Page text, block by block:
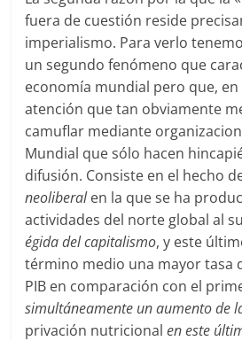
fuera de cuestión reside
imperialismo. Para verlo
un segundo fenómeno que
economía mundial pero que,
atención que tan obviamente
camuflar mediante
Mundial que sólo hacen
difusión. Consiste en el hecho
neoliberalen la que se ha
actividades del norte global al
égida del capitalismo, y este
término medio una mayor tasa
PIB en comparación con el
simultáneamente un aumento de
privación nutricionalen este